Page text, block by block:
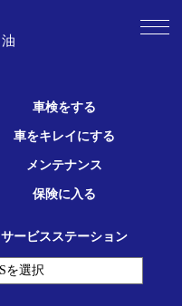
車検をする
車をキレイにする
メンテナンス
保険に入る
サービスステーション